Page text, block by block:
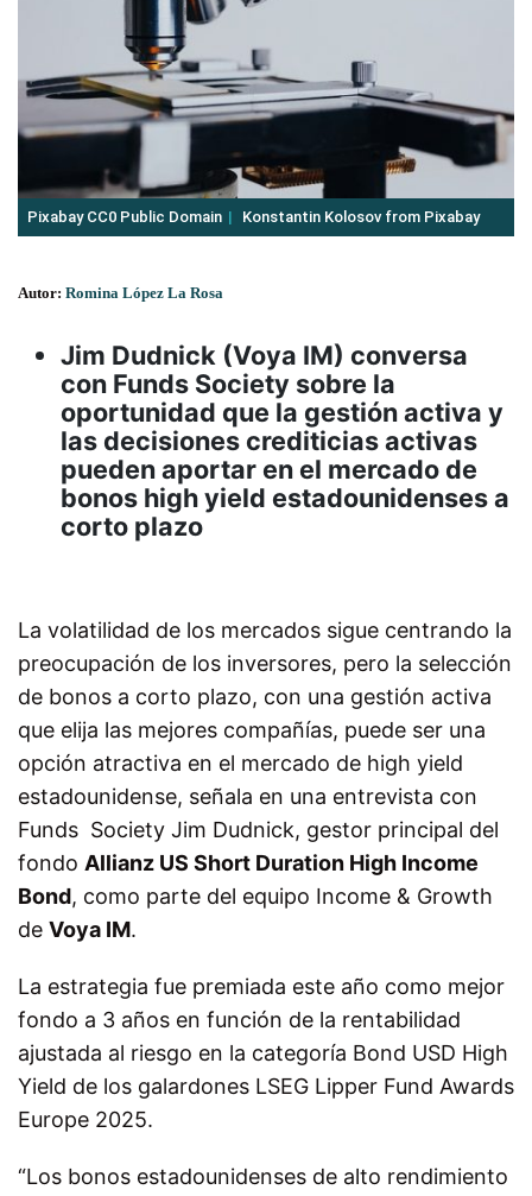
Pixabay CC0 Public Domain Konstantin Kolosov from Pixabay
Autor: Romina López La Rosa
Jim Dudnick (Voya IM) conversa
con Funds Society sobre la
oportunidad que la gestión activa y
las decisiones crediticias activas
pueden aportar en el mercado de
bonos high yield estadounidenses a
corto plazo
La volatilidad de los mercados sigue centrando la
preocupación de los inversores, pero la selección
de bonos a corto plazo, con una gestión activa
que elija las mejores compañías, puede ser una
opción atractiva en el mercado de high yield
estadounidense, señala en una entrevista con
Funds Society Jim Dudnick, gestor principal del
fondo Allianz US Short Duration High Income
Bond, como parte del equipo Income & Growth
de Voya IM.
La estrategia fue premiada este año como mejor
fondo a 3 años en función de la rentabilidad
ajustada al riesgo en la categoría Bond USD High
Yield de los galardones LSEG Lipper Fund Awards
Europe 2025.
“Los bonos estadounidenses de alto rendimiento